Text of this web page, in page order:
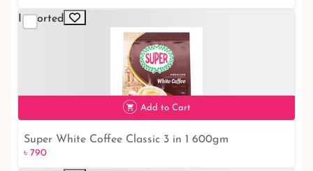
Imported
৳ 790
Add to Cart
Super White Coffee Classic 3 in 1 600gm
৳ 790